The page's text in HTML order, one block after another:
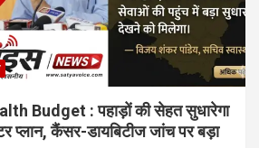
Budget : पहाड़ों की सेहत सुधारेगा
प्लान, कैंसर-डायबिटीज जांच पर बड़ा